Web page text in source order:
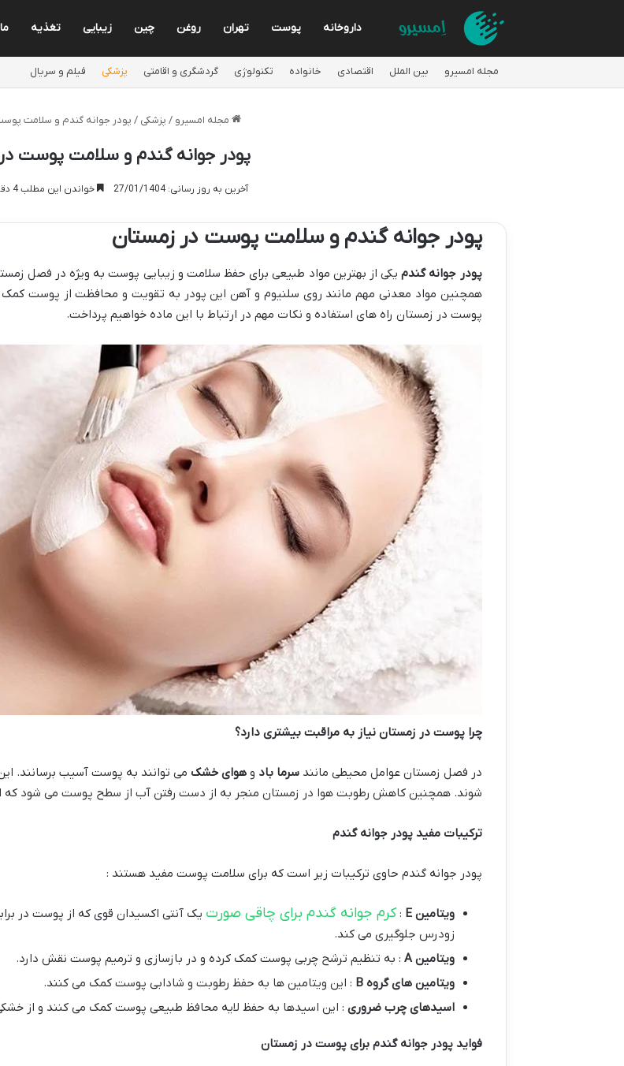
داروخانه پوست تهران روغن چین زیبایی تغذیه
مجله امسیرو بین الملل اقتصادی خانواده تکنولوژی گردشگری و اقامتی پزشکی فیلم و سریال
مجله امسیرو / پزشکی / پودر جوانه گندم و سلامت
پودر جوانه گندم و سلامت پوست
آخرین به روز رسانی: 27/01/1404 خواندن این مطلب 4 دقیقه زمان میبرد
پودر جوانه گندم و سلامت پوست در زمستان
پودر جوانه گندم
همچنین مواد معدنی مهم مانند روی سلنیوم و آهن این پودر به تقویت و محافظت از پوست کمک
پوست در زمستان راه های استفاده و نکات مهم در ارتباط با این ماده خواهیم پرداخت.
چرا پوست در زمستان نیاز به مراقبت بیشتری دارد؟
در فصل زمستان عوامل محیطی مانندسرما باد وهوای خشک می توانند به پوست آسیب برسانند.
شوند. همچنین کاهش رطوبت هوا در زمستان منجر به از دست رفتن آب از سطح پوست می شود که
ترکیبات مفید پودر جوانه گندم
پودر جوانه گندم حاوی ترکیبات زیر است که برای سلامت پوست مفید هستند :
ویتامین E
:کرم جوانه گندم برای چاقی صورت یک آنتی اکسیدان قوی که از پوست در
زودرس جلوگیری می کند.
ویتامینA
: به تنظیم ترشح چربی پوست کمک کرده و در بازسازی و ترمیم پوست نقش دارد.
ویتامین های گروه B
: این ویتامین ها به حفظ رطوبت و شادابی پوست کمک می کنند.
اسیدهای چرب ضروری : این اسیدها به حفظ لایه محافظ طبیعی پوست کمک می کنند و از
فواید پودر جوانه گندم برای پوست در زمستان